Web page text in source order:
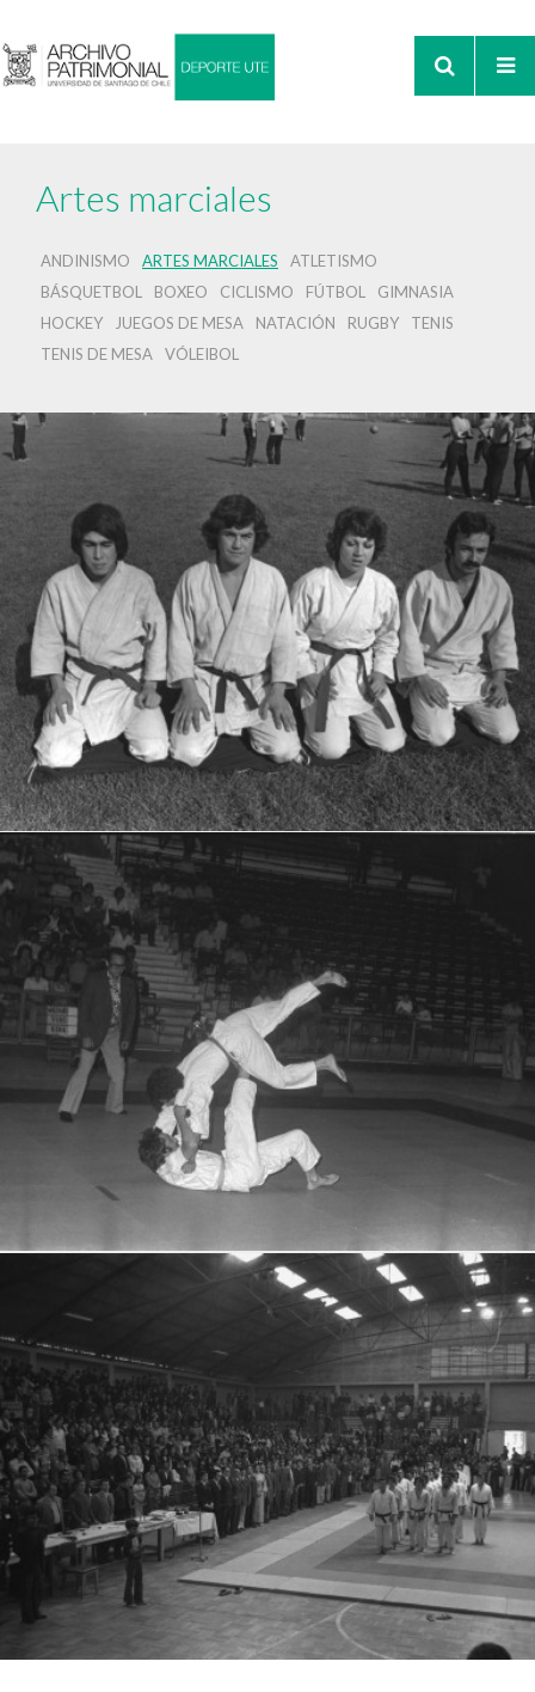
Artes marciales
ANDINISMO ARTES MARCIALES
ATLETISMO
BÁSQUETBOL
BOXEO CICLISMO FÚTBOL
GIMNASIA
HOCKEY
JUEGOS DE MESA NATACIÓN RUGBY
TENIS
TENIS DE MESA
VÓLEIBOL